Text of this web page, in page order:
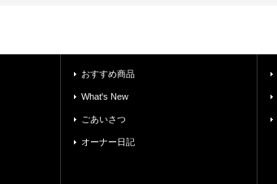
おすすめ商品
What's New
ごあいさつ
オーナー日記